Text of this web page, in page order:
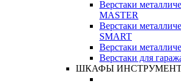
Верстаки
MASTER
Верстаки
SMART
Верстаки
Верстаки для
ШКАФЫ